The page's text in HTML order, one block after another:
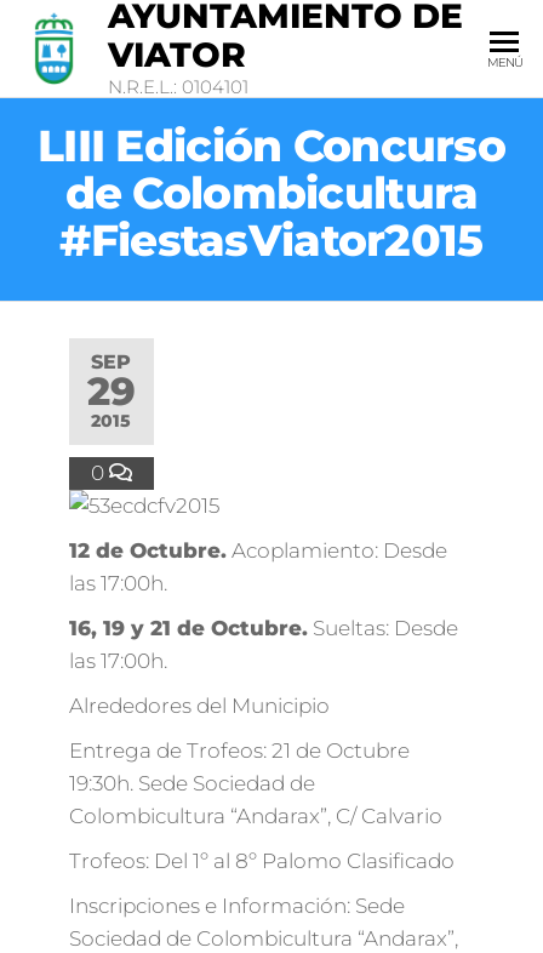
AYUNTAMIENTO DE
VIATOR
N.R.E.L.: 0104101
MENÚ
LIII Edición Concurso
de Colombicultura
#FiestasViator2015
SEP
29
2015
0
12 de Octubre.Acoplamiento: Desde
las 17:00h.
16, 19 y 21 de Octubre.Sueltas: Desde
las 17:00h.
Alrededores del Municipio
Entrega de Trofeos: 21 de Octubre
19:30h. Sede Sociedad de
Colombicultura “Andarax”, C/ Calvario
Trofeos: Del 1º al 8º Palomo Clasificado
Inscripciones e Información: Sede
Sociedad de Colombicultura “Andarax”,